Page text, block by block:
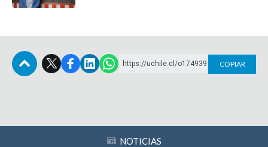
https://uchile.cl/o174939 COPIAR
NOTICIAS